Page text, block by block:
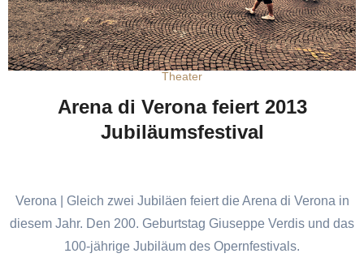
Theater
Arena di Verona feiert 2013
Jubiläumsfestival
Verona | Gleich zwei Jubiläen feiert die Arena di Verona in
diesem Jahr. Den 200. Geburtstag Giuseppe Verdis und das
100-jährige Jubiläum des Opernfestivals.